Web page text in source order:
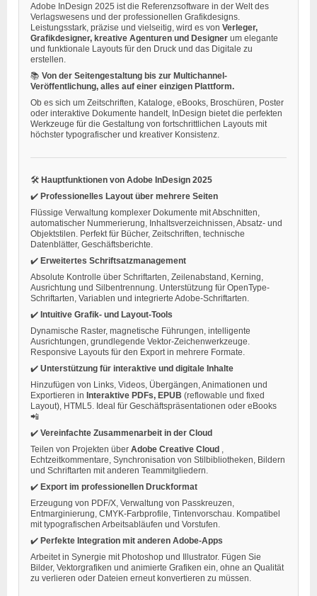
Adobe InDesign 2025 ist die Referenzsoftware in der Welt des
Verlagswesens und der professionellen Grafikdesigns.
Leistungsstark, präzise und vielseitig, wird es von Verleger,
Grafikdesigner, kreative Agenturen und Designer um elegante
und funktionale Layouts für den Druck und das Digitale zu
erstellen.
📚 Von der Seitengestaltung bis zur Multichannel-
Veröffentlichung, alles auf einer einzigen Plattform.
Ob es sich um Zeitschriften, Kataloge, eBooks, Broschüren, Poster
oder interaktive Dokumente handelt, InDesign bietet die perfekten
Werkzeuge für die Gestaltung von fortschrittlichen Layouts mit
höchster typografischer und kreativer Konsistenz.
🛠️ Hauptfunktionen von Adobe InDesign 2025
✔️ Professionelles Layout über mehrere Seiten
Flüssige Verwaltung komplexer Dokumente mit Abschnitten,
automatischer Nummerierung, Inhaltsverzeichnissen, Absatz- und
Objektstilen. Perfekt für Bücher, Zeitschriften, technische
Datenblätter, Geschäftsberichte.
✔️ Erweitertes Schriftsatzmanagement
Absolute Kontrolle über Schriftarten, Zeilenabstand, Kerning,
Ausrichtung und Silbentrennung. Unterstützung für OpenType-
Schriftarten, Variablen und integrierte Adobe-Schriftarten.
✔️ Intuitive Grafik- und Layout-Tools
Dynamische Raster, magnetische Führungen, intelligente
Ausrichtungen, grundlegende Vektor-Zeichenwerkzeuge.
Responsive Layouts für den Export in mehrere Formate.
✔️ Unterstützung für interaktive und digitale Inhalte
Hinzufügen von Links, Videos, Übergängen, Animationen und
Exportieren in Interaktive PDFs, EPUB (reflowable und fixed
Layout), HTML5. Ideal für Geschäftspräsentationen oder eBooks
📲
✔️ Vereinfachte Zusammenarbeit in der Cloud
Teilen von Projekten über Adobe Creative Cloud
Echtzeitkommentare, Synchronisation von Stilbibliotheken, Bildern
und Schriftarten mit anderen Teammitgliedern.
✔️ Export im professionellen Druckformat
Erzeugung von PDF/X, Verwaltung von Passkreuzen,
Entmarginierung, CMYK-Farbprofile, Tintenvorschau. Kompatibel
mit typografischen Arbeitsabläufen und Vorstufen.
✔️ Perfekte Integration mit anderen Adobe-Apps
Arbeitet in Synergie mit Photoshop und Illustrator. Fügen Sie
Bilder, Vektorgrafiken und animierte Grafiken ein, ohne an Qualität
zu verlieren oder Dateien erneut konvertieren zu müssen.